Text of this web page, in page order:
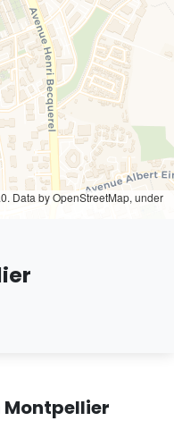
Data by OpenStreetMap, under
Montpellier